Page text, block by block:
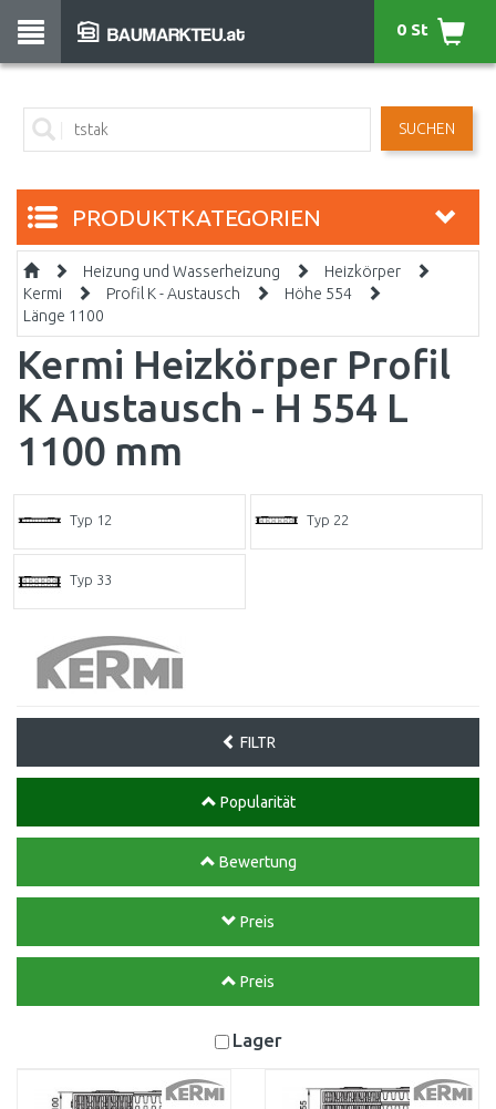
SUCHEN
0 St
PRODUKTKATEGORIEN
Heizung und Wasserheizung
Heizkörper
Kermi
Profil K - Austausch
Höhe 554
Länge 1100
Kermi Heizkörper Profil
K Austausch - H 554 L
1100 mm
Typ 12 Typ 22
Typ 33
FILTR
Popularität
Bewertung
Preis
Preis
Lager